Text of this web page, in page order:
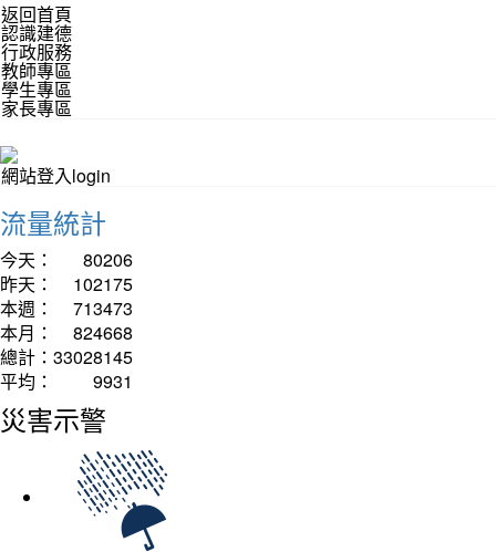
返回首頁
認識建德
行政服務
教師專區
學生專區
家長專區
網站登入login
流量統計
今天：
80206
昨天：
102175
本週：
713473
本月：
824668
總計： 33028145
平均：
9931
災害示警